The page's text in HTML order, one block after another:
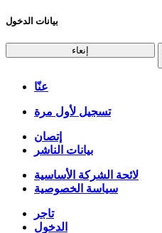
بيانات الدخول
إنعاء
عنّا
تسجيل لأول مرة
إتصان
بيانات الناشر
لائحة الشركة الأساسية
سياسة الخصوصية
تاجر
الدخول